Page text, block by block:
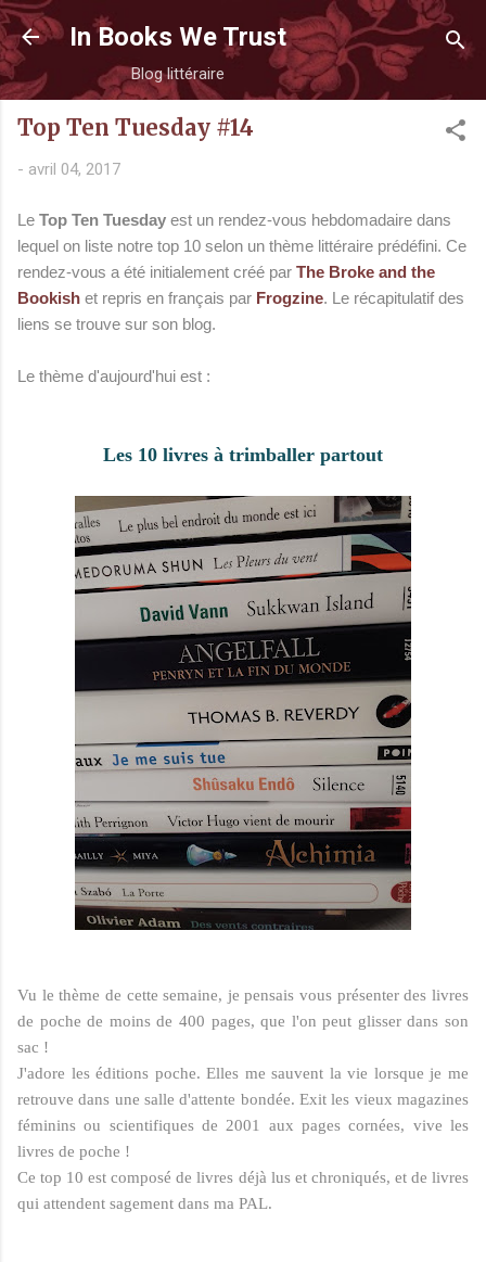
Accéder au contenu principal
In Books We Trust
Blog littéraire
Top Ten Tuesday #14
- avril 04, 2017
Le Top Ten Tuesday est un rendez-vous hebdomadaire dans
lequel on liste notre top 10 selon un thème littéraire prédéfini. Ce
rendez-vous a été initialement créé par The Broke and the
Bookish et repris en français par Frogzine. Le récapitulatif des
liens se trouve sur son blog.
Le thème d'aujourd'hui est :
Les 10 livres à trimballer partout
Vu le thème de cette semaine, je pensais vous présenter des livres
de poche de moins de 400 pages, que l'on peut glisser dans son
sac !
J'adore les éditions poche. Elles me sauvent la vie lorsque je me
retrouve dans une salle d'attente bondée. Exit les vieux magazines
féminins ou scientifiques de 2001 aux pages cornées, vive les
livres de poche !
Ce top 10 est composé de livres déjà lus et chroniqués, et de livres
qui attendent sagement dans ma PAL.